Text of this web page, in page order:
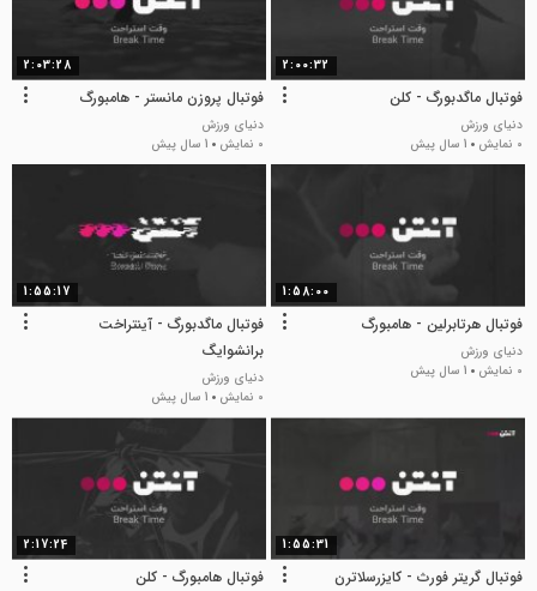
2:00:32
فوتبال ماگدبورگ - کلن
دنیای ورزش
0 نمایش
1 سال پیش
2:03:28
فوتبال پروزن مانستر - هامبورگ
دنیای ورزش
0 نمایش
1 سال پیش
1:58:00
فوتبال هرتابرلین - هامبورگ
دنیای ورزش
0 نمایش
1 سال پیش
1:55:17
فوتبال ماگدبورگ - آینتراخت
برانشوایگ
دنیای ورزش
0 نمایش
1 سال پیش
1:55:31
فوتبال گریتر فورث - کایزرسلاترن
2:17:24
فوتبال هامبورگ - کلن